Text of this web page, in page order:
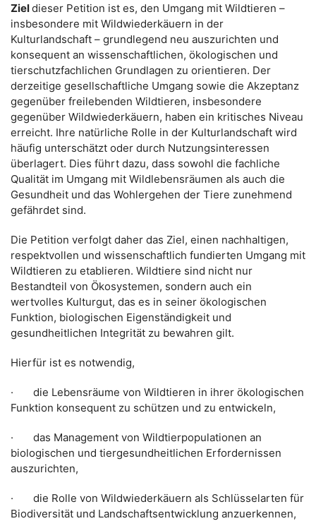
Zieldieser Petition ist es, den Umgang mit Wildtieren –
insbesondere mit Wildwiederkäuern in der
Kulturlandschaft – grundlegend neu auszurichten und
konsequent an wissenschaftlichen, ökologischen und
tierschutzfachlichen Grundlagen zu orientieren. Der
derzeitige gesellschaftliche Umgang sowie die Akzeptanz
gegenüber freilebenden Wildtieren, insbesondere
gegenüber Wildwiederkäuern, haben ein kritisches Niveau
erreicht. Ihre natürliche Rolle in der Kulturlandschaft wird
häufig unterschätzt oder durch Nutzungsinteressen
überlagert. Dies führt dazu, dass sowohl die fachliche
Qualität im Umgang mit Wildlebensräumen als auch die
Gesundheit und das Wohlergehen der Tiere zunehmend
gefährdet sind.
Die Petition verfolgt daher das Ziel, einen nachhaltigen,
respektvollen und wissenschaftlich fundierten Umgang mit
Wildtieren zu etablieren. Wildtiere sind nicht nur
Bestandteil von Ökosystemen, sondern auch ein
wertvolles Kulturgut, das es in seiner ökologischen
Funktion, biologischen Eigenständigkeit und
gesundheitlichen Integrität zu bewahren gilt.
Hierfür ist es notwendig,
· die Lebensräume von Wildtieren in ihrer ökologischen
Funktion konsequent zu schützen und zu entwickeln,
· das Management von Wildtierpopulationen an
biologischen und tiergesundheitlichen Erfordernissen
auszurichten,
· die Rolle von Wildwiederkäuern als Schlüsselarten für
Biodiversität und Landschaftsentwicklung anzuerkennen,